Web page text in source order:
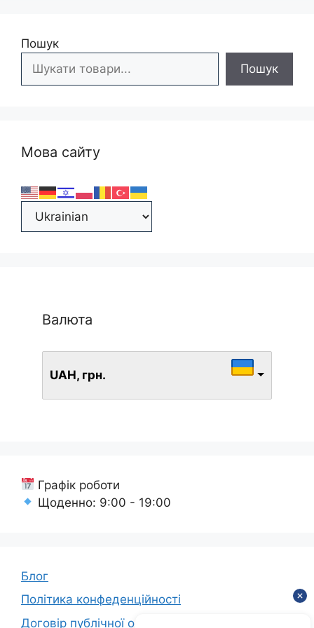
Пошук
Пошук
Мова сайту
Валюта
UAH, грн.
Графік роботи
Щоденно: 9:00 - 19:00
Блог
Політика конфеденційності
Договір публічної оферти